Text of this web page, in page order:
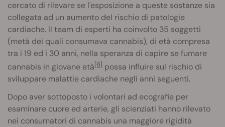
cercato di rilevare se l'esposizione a queste sostanze sia
collegata ad un aumento del rischio di patologie
cardiache. Il team di esperti ha coinvolto 35 soggetti
(metà dei quali consumava cannabis), di età compresa
tra i 19 ed i 30 anni, nella speranza di capire se fumare
cannabis in giovane età[6] possa influire sul rischio di
sviluppare malattie cardiache negli anni seguenti.
Dopo aver sottoposto i volontari ad ecografie per
esaminare cuore ed arterie, gli scienziati hanno rilevato
nei consumatori di cannabis una maggiore rigidità